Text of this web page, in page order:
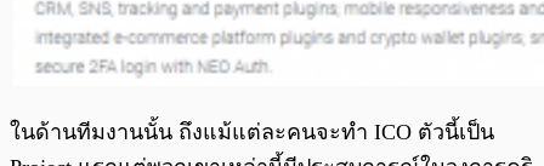
ในด้านทีมงานนั้น ถึงแม้แต่ละคนจะทำ ICO ตัวนี้เป็น